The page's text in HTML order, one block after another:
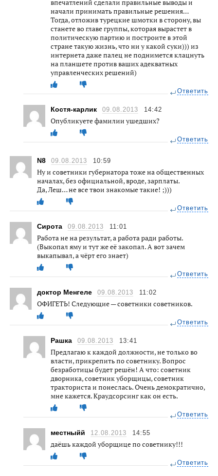
впечатлений сделали правильные выводы и
начали принимать правильные решения…
Тогда, отложив турецкие шмотки в сторону, вы
станете во главе группы, которая вырастет в
политическую партию и построите в этой
стране такую жизнь, что ни у какой суки))) из
интернета даже палец не поднимется клацнуть
на планшете против ваших адекватных
управленческих решений)
Ответить
Костя-карлик 09.08.2013 14:42
Опубликуете фамилии ушедших?
Ответить
N8 09.08.2013 10:59
Ну и советники губернатора тоже на общественных
началах, без официальной, вроде, зарплаты.
Да, Леш… не все твои знакомые такие! ;)))
Ответить
Сирота 09.08.2013 11:01
Работа не на результат, а работа ради работы.
(Выкопал яму и тут же её закопал. А вот зачем
выкапывал, а чёрт его знает)
Ответить
доктор Менгеле 09.08.2013 11:02
ОФИГЕТЬ! Следующие — советники советников.
Ответить
Рашка 09.08.2013 13:41
Предлагаю к каждой должности, не только во
власти, прикрепить по советнику. Вопрос
безработицы будет решён! А что: советник
дворника, советник уборщицы, советник
тракториста и понеслась. Очень демократично,
мне кажется. Краудсорсинг как он есть.
Ответить
местныйй 12.08.2013 14:55
даёшь каждой уборщице по советнику!!!
Ответить